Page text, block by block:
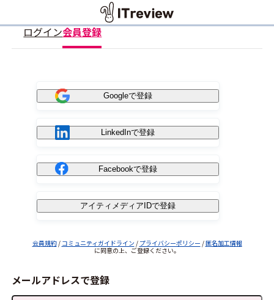
ログイン会員登録
Googleで登録
LinkedInで登録
Facebookで登録
アイティメディアIDで登録
会員規約/ コミュニティガイドライン / プライバシーポリシー /匿名加工情報
に同意の上、ご登録ください。
メールアドレスで登録